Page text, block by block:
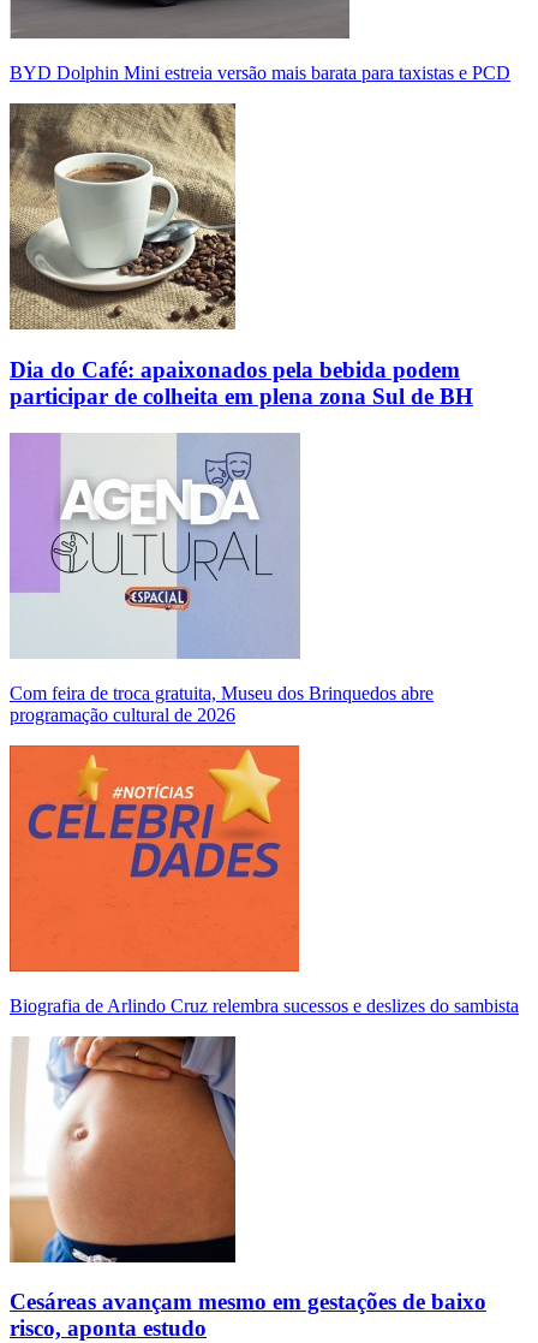
BYD Dolphin Mini estreia versão mais barata para taxistas e PCD
Dia do Café: apaixonados pela bebida podem
participar de colheita em plena zona Sul de BH
Com feira de troca gratuita, Museu dos Brinquedos abre
programação cultural de 2026
Biografia de Arlindo Cruz relembra sucessos e deslizes do sambista
Cesáreas avançam mesmo em gestações de baixo
risco, aponta estudo